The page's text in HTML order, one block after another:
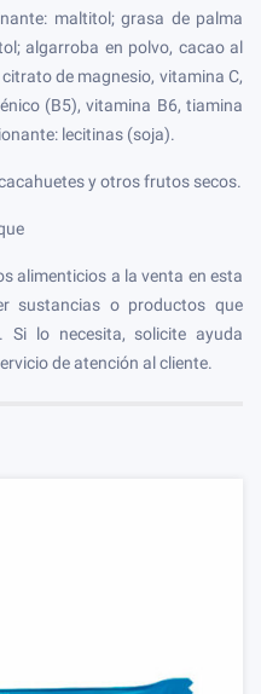
maltitol; grasa de palma
algarroba en polvo, cacao al
de magnesio, vitamina C,
(B5), vitamina B6, tiamina
lecitinas (soja).
y otros frutos secos.
alimenticios a la venta en esta
sustancias o productos que
Si lo necesita, solicite ayuda
de atención al cliente.